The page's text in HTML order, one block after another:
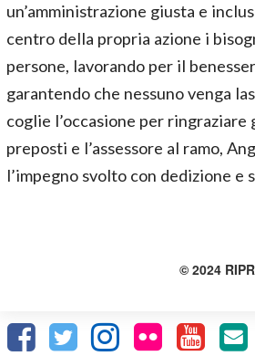
un’amministrazione giusta e
centro della propria azione i
persone, lavorando per il
garantendo che nessuno venga
coglie l’occasione per
preposti e l’assessore al ramo,
l’impegno svolto con dedizione e
© 2024